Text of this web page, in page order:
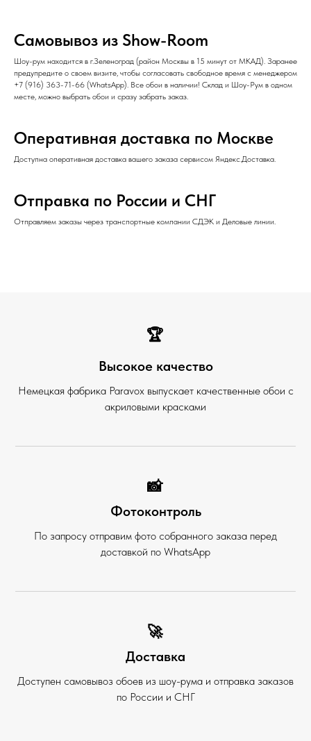
Самовывоз из Show-Room
Шоу-рум находится в г.Зеленоград (район Москвы в 15 минут от МКАД). Заранее
предупредите о своем визите, чтобы согласовать свободное время с менеджером
+7 (916) 363-71-66 (WhatsApp). Все обои в наличии! Склад и Шоу-Рум в одном
месте, можно выбрать обои и сразу забрать заказ.
Оперативная доставка по Москве
Доступна оперативная доставка вашего заказа сервисом Яндекс.Доставка.
Отправка по России и СНГ
Отправляем заказы через транспортные компании СДЭК и Деловые линии.
🏆
Высокое качество
Немецкая фабрика Paravox выпускает качественные обои с
акриловыми красками
📸
Фотоконтроль
По запросу отправим фото собранного заказа перед
доставкой по WhatsApp
🚀
Доставка
Доступен самовывоз обоев из шоу-рума и отправка заказов
по России и СНГ